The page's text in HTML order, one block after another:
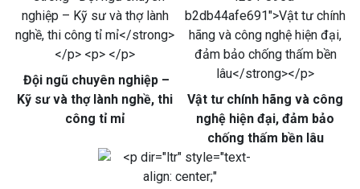
Đội ngũ chuyên nghiệp –
Kỹ sư và thợ lành nghề, thi
công tỉ mỉ
Vật tư chính hãng và công
nghệ hiện đại, đảm bảo
chống thấm bền lâu